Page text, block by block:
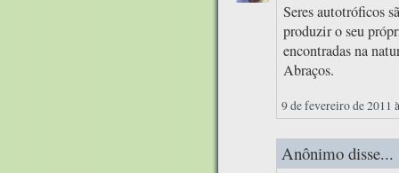
Seres autotróficos
produzir o seu
encontradas na
Abraços.
9 de fevereiro de 2011
Anônimo disse...